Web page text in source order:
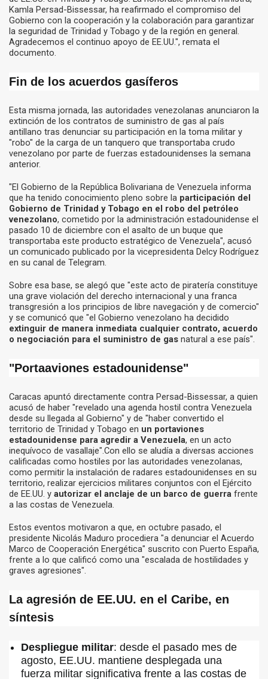
Kamla Persad-Bissessar, ha reafirmado el compromiso del
Gobierno con la cooperación y la colaboración para garantizar
la seguridad de Trinidad y Tobago y de la región en general.
Agradecemos el continuo apoyo de EE.UU.", remata el
documento.
Fin de los acuerdos gasíferos
Esta misma jornada, las autoridades venezolanas anunciaron la
extinción de los contratos de suministro de gas al país
antillano tras denunciar su participación en la toma militar y
"robo" de la carga de un tanquero que transportaba crudo
venezolano por parte de fuerzas estadounidenses la semana
anterior.
"El Gobierno de la República Bolivariana de Venezuela informa
que ha tenido conocimiento pleno sobre la participación del
Gobierno de Trinidad y Tobago en el robo del petróleo
venezolano, cometido por la administración estadounidense el
pasado 10 de diciembre con el asalto de un buque que
transportaba este producto estratégico de Venezuela", acusó
un comunicado publicado por la vicepresidenta Delcy Rodríguez
en su canal de Telegram.
Sobre esa base, se alegó que "este acto de piratería constituye
una grave violación del derecho internacional y una franca
transgresión a los principios de libre navegación y de comercio"
y se comunicó que "el Gobierno venezolano ha decidido
extinguir de manera inmediata cualquier contrato, acuerdo
o negociación para el suministro de gas natural a ese país".
"Portaaviones estadounidense"
Caracas apuntó directamente contra Persad-Bissessar, a quien
acusó de haber "revelado una agenda hostil contra Venezuela
desde su llegada al Gobierno" y de "haber convertido el
territorio de Trinidad y Tobago en un portaviones
estadounidense para agredir a Venezuela, en un acto
inequívoco de vasallaje".Con ello se aludía a diversas acciones
calificadas como hostiles por las autoridades venezolanas,
como permitir la instalación de radares estadounidenses en su
territorio, realizar ejercicios militares conjuntos con el Ejército
de EE.UU. y autorizar el anclaje de un barco de guerra frente
a las costas de Venezuela.
Estos eventos motivaron a que, en octubre pasado, el
presidente Nicolás Maduro procediera "a denunciar el Acuerdo
Marco de Cooperación Energética" suscrito con Puerto España,
frente a lo que calificó como una "escalada de hostilidades y
graves agresiones".
La agresión de EE.UU. en el Caribe, en
síntesis
Despliegue militar: desde el pasado mes de
agosto, EE.UU. mantiene desplegada una
fuerza militar significativa frente a las costas de